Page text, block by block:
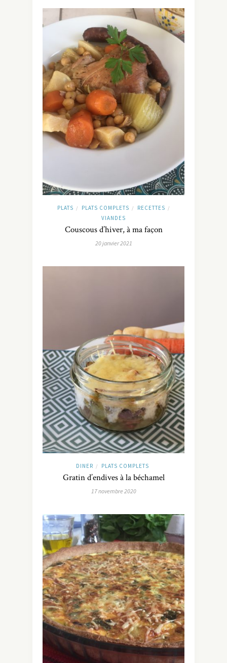
PLATS / PLATS COMPLETS / RECETTES /
VIANDES
Couscous d’hiver, à ma façon
20 janvier 2021
DINER / PLATS COMPLETS
Gratin d’endives à la béchamel
17 novembre 2020